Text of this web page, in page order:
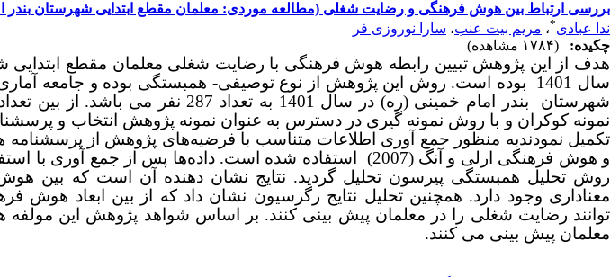
بررسی ارتباط بین هوش فرهنگی و رضایت شغلی (مطالعه موردی: معلمان مقطع ابتدایی شهرستان بندر امام
ندا عبادی*، مریم بیت عنب، سارا نوروزی فر
چکیده:
(۱۷۸۴ مشاهده)
هدف از این پژوهش تبیین رابطه هوش فرهنگی با رضایت شغلی معلمان مقطع ابتدایی
سال 1401 بوده است. روش این پژوهش از نوع توصیفی- همبستگی بوده و جامعه
شهرستان بندر امام خمینی(ره)
نمونه کوکران و با روش نمونه گیری در دسترس به عنوان نمونه پژوهش انتخاب و
و هوش فرهنگی ارلی و آنگ (2007) استفاده شده است. داده‌ها پس از
روش تحلیل همبستگی پیرسون تحلیل گردید. نتایج نشان دهنده آن است که بین
معناداری وجود دارد. همچنین تحلیل نتایج رگرسیون نشان داد که از بین ابعاد هوش
معلمان پیش بینی می کنند.